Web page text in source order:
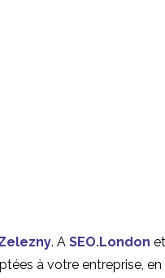
. A SEO.London et
à votre entreprise,